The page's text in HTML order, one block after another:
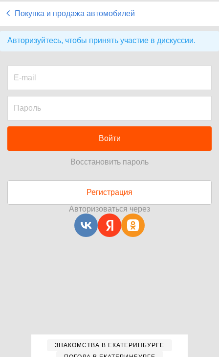
Покупка и продажа автомобилей
Авторизуйтесь, чтобы принять участие в дискуссии.
Войти
Восстановить пароль
Регистрация
Авторизоваться через
ЗНАКОМСТВА В ЕКАТЕРИНБУРГЕ